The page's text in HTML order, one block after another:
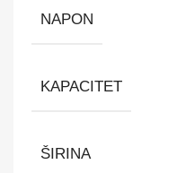
NAPON
KAPACITET
ŠIRINA